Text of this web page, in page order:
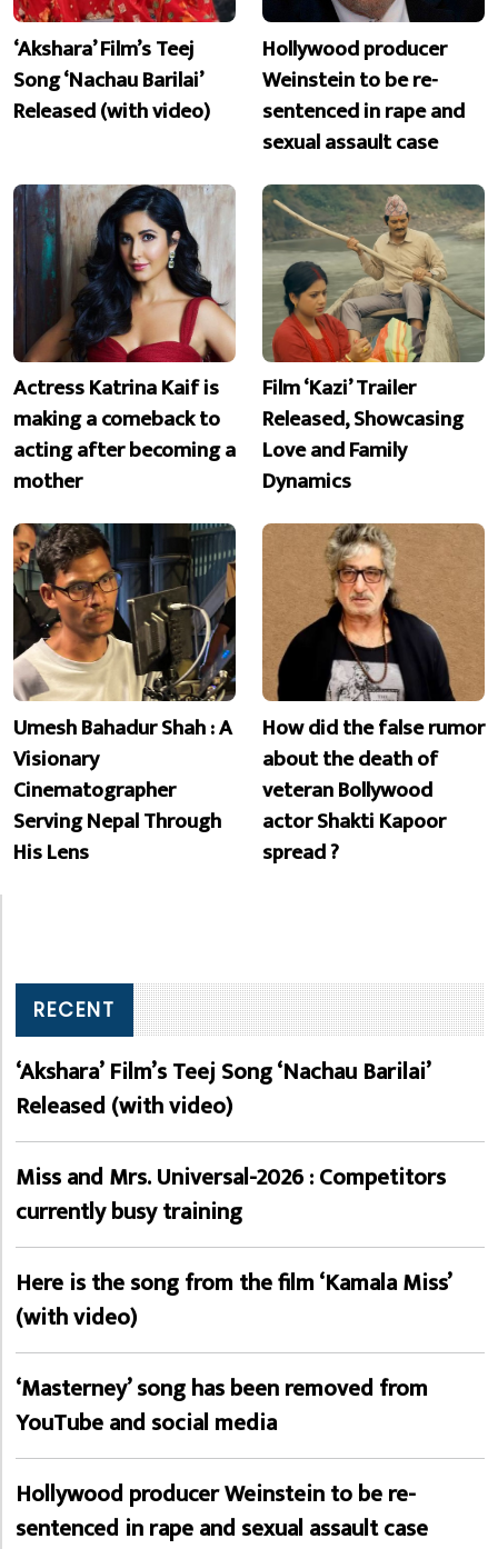
‘Akshara’ Film’s Teej
Song ‘Nachau Barilai’
Released (with video)
Hollywood producer
Weinstein to be re-
sentenced in rape and
sexual assault case
Actress Katrina Kaif is
making a comeback to
acting after becoming a
mother
Film ‘Kazi’ Trailer
Released, Showcasing
Love and Family
Dynamics
Umesh Bahadur Shah : A
Visionary
Cinematographer
Serving Nepal Through
His Lens
How did the false rumor
about the death of
veteran Bollywood
actor Shakti Kapoor
spread ?
RECENT
‘Akshara’ Film’s Teej Song ‘Nachau Barilai’
Released (with video)
Miss and Mrs. Universal-2026 : Competitors
currently busy training
Here is the song from the film ‘Kamala Miss’
(with video)
‘Masterney’ song has been removed from
YouTube and social media
Hollywood producer Weinstein to be re-
sentenced in rape and sexual assault case